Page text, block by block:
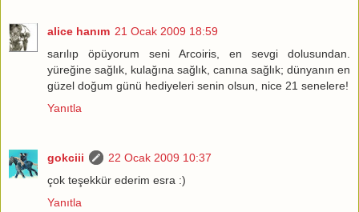
alice hanım 21 Ocak 2009 18:59
sarılıp öpüyorum seni Arcoiris, en sevgi dolusundan.
yüreğine sağlık, kulağına sağlık, canına sağlık; dünyanın en
güzel doğum günü hediyeleri senin olsun, nice 21 senelere!
Yanıtla
gokciii
22 Ocak 2009 10:37
çok teşekkür ederim esra :)
Yanıtla